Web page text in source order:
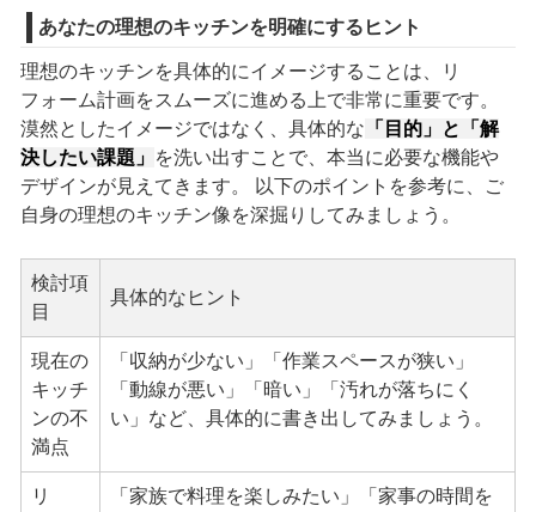
あなたの理想のキッチンを明確にするヒント
理想のキッチンを具体的にイメージすることは、リ
フォーム計画をスムーズに進める上で非常に重要です。
漠然としたイメージではなく、具体的な 「目的」と「解
決したい課題」 を洗い出すことで、本当に必要な機能や
デザインが見えてきます。 以下のポイントを参考に、ご
自身の理想のキッチン像を深掘りしてみましょう。
検討項
目
具体的なヒント
現在の
キッチ
ンの不
満点
「収納が少ない」「作業スペースが狭い」
「動線が悪い」「暗い」「汚れが落ちにく
い」など、具体的に書き出してみましょう。
リ
「家族で料理を楽しみたい」「家事の時間を